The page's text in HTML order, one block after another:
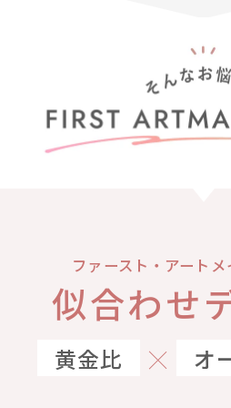
ファースト・アートメ
似合わせ
黄金比 オ